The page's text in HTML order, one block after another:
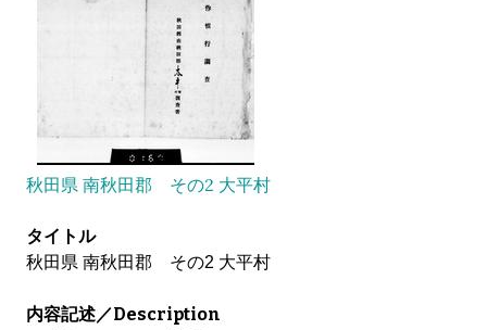
タイトル
秋田県 南秋田郡 その2 大平村
内容記述／Description
秋田県 南秋田郡 その2 大平村